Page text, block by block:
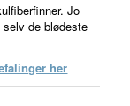
Jo
de blødeste
her